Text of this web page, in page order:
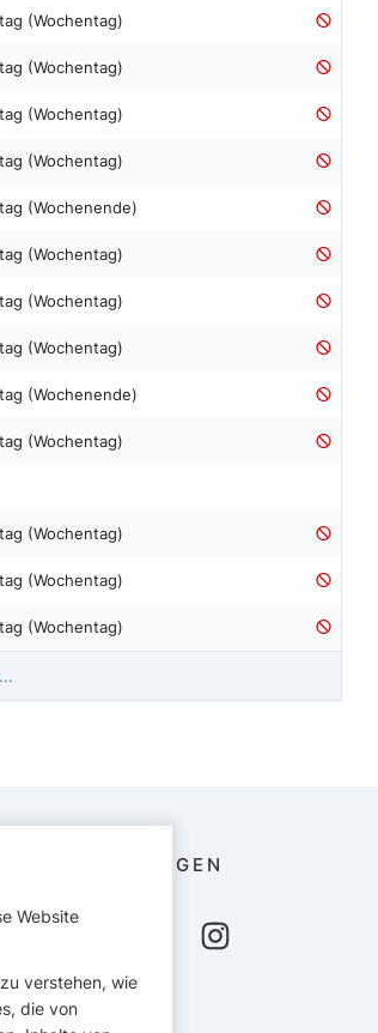
(Wochentag)
(Wochentag)
(Wochentag)
(Wochentag)
(Wochenende)
(Wochentag)
(Wochentag)
(Wochentag)
(Wochenende)
(Wochentag)
(Wochentag)
(Wochentag)
(Wochentag)
FOLGEN
Website
verstehen, wie
die von